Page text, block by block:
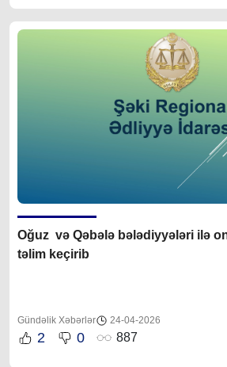
Oğuz və Qəbələ bələdiyyələri ilə
təlim keçirib
Gündəlik Xəbərlər 24-04-2026
2 0 887